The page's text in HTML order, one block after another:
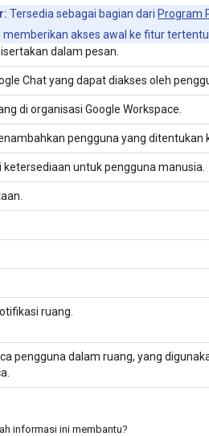
Tersedia sebagai bagian dari Program
memberikan akses awal ke fitur tertentu.
dalam pesan.
Chat yang dapat diakses oleh
di organisasi Google Workspace.
pengguna yang ditentukan
untuk pengguna manusia.
ruang.
pengguna dalam ruang, yang
informasi ini membantu?